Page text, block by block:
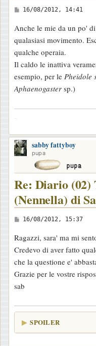
M
s
s
a
g
g
i
16/08/2012, 14:41
Anche le mie da un po'
qualasiasi movimento.
qualche operaia.
Il caldo le inattiva
esempio, per le Pheidole
Aphaenogaster sp.)
sabby fattyboy
pupa
Re: Diario (02)
(Nennella) di
M
s
s
a
g
g
o
16/08/2012, 15:37
Ragazzi, sara' ma mi
Credevo di aver fatto
che la questione e'
Grazie per le vostre
sab
SPOILER